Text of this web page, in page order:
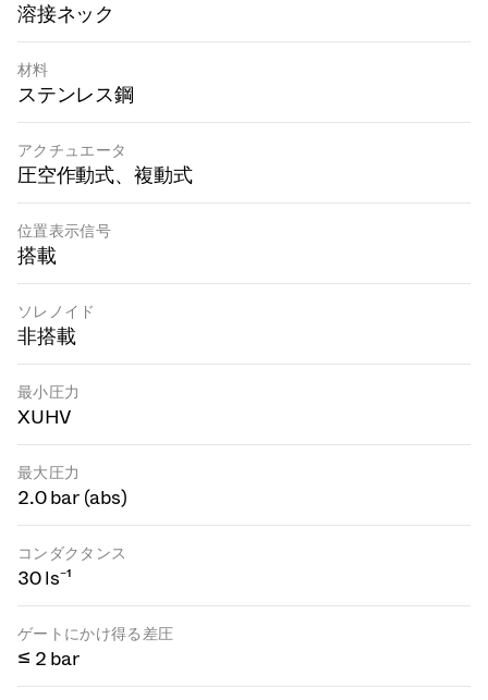
溶接ネック
材料
ステンレス鋼
アクチュエータ
圧空作動式、複動式
位置表示信号
搭載
ソレノイド
非搭載
最小圧力
XUHV
最大圧力
2.0 bar (abs)
コンダクタンス
30 ls⁻¹
ゲートにかけ得る差圧
≤ 2 bar